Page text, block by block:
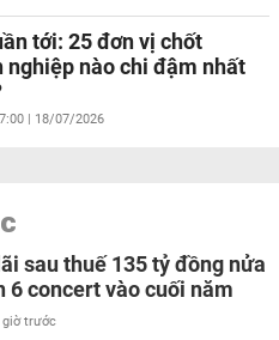
tới: 25 đơn vị chốt
nghiệp nào chi đậm nhất
| 18/07/2026
sau thuế 135 tỷ đồng nửa
6 concert vào cuối năm
giờ trước